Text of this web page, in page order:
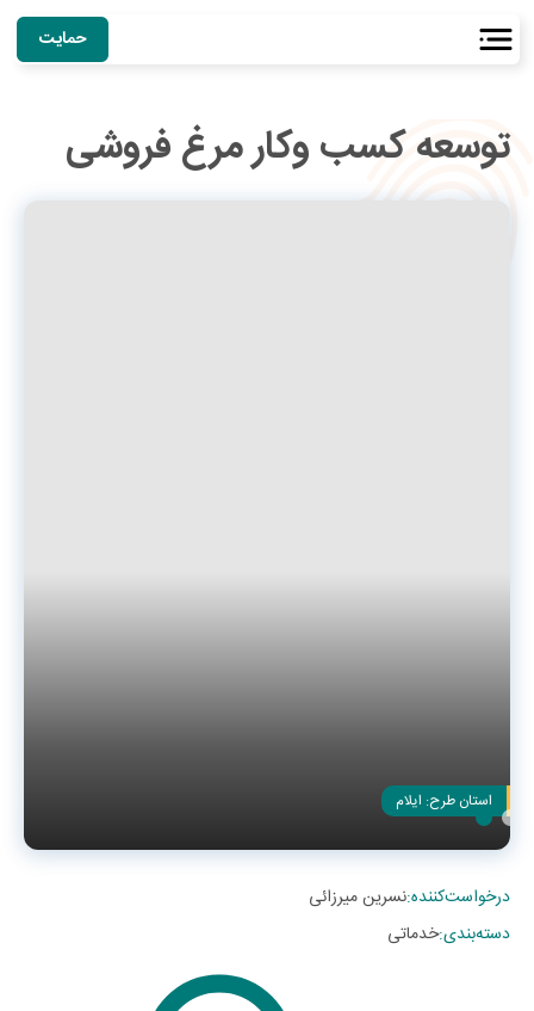
حمایت
توسعه کسب وکار مرغ فروشی
استان طرح: ایلام
درخواست‌کننده:نسرین میرزائی
دسته‌بندی:خدماتی